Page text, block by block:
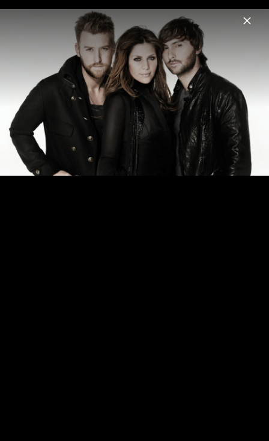
Menu
Home News Musik Videos Fotos Biografie
Pressebilder 2013